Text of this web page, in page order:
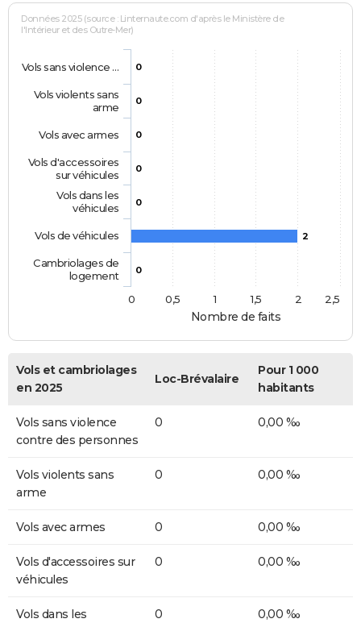
Nombre de faits
Données 2025 (source : Linternaute.com d'après le Ministère de
l'Intérieur et des Outre-Mer)
0
0
0
0
0
2
0
Vols sans violence …
Vols violents sans
arme
Vols avec armes
Vols d'accessoires
sur véhicules
Vols dans les
véhicules
Vols de véhicules
Cambriolages de
logement
0
0,5 1 1,5 2 2,5
Vols et cambriolages
en 2025
Loc-Brévalaire
Pour 1 000
habitants
Vols sans violence
contre des personnes
0 0,00 ‰
Vols violents sans
arme
0 0,00 ‰
Vols avec armes 0 0,00 ‰
Vols d'accessoires sur
véhicules
0 0,00 ‰
Vols dans les
0 0,00 ‰